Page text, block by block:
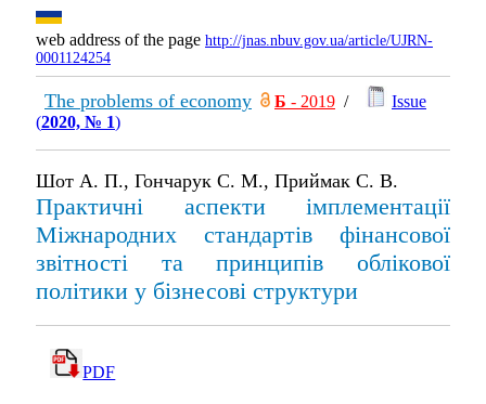
web address of the page http://jnas.nbuv.gov.ua/article/UJRN-
0001124254
The problems of economy Б - 2019 /
Issue
(2020, № 1)
Шот А. П., Гончарук С. М., Приймак С. В.
Практичні аспекти імплементації
Міжнародних стандартів фінансової
звітності та принципів облікової
політики у бізнесові структури
PDF